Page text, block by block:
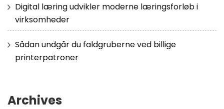
Digital læring udvikler moderne læringsforløb i
virksomheder
Sådan undgår du faldgruberne ved billige
printerpatroner
Archives